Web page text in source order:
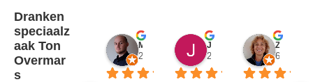
Dranken
speciaalz
aak Ton
Overmar
s
2 jaar geleden 2 jaar geleden 6 jaar